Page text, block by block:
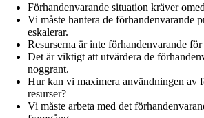
Förhandenvarande situation kräver
Vi måste hantera de förhandenvarande
eskalerar.
Resurserna är inte förhandenvarande
Det är viktigt att utvärdera de
noggrant.
Hur kan vi maximera användningen av
resurser?
Vi måste arbeta med det